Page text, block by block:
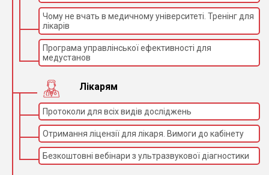
Безперервне
теплове
розсіювання анода
750 Вт (60 kHU/хв)
Макс. розсіювання
тепла
1300 Вт (104 kHU/хв)
навантаження на
анод з малим
фокусом / великим
фокусом (SF/LF)
Тип рецептора Аморфний кремній
Сцинтилятор
Інтегрований детектор-
Чому не вчать в медичному університеті. Тренінг для
лікарів
Програма управлінської ефективності для
медустанов
Лікарям
Протоколи для всіх видів досліджень
Отримання ліцензії для лікаря. Вимоги до кабінету
Безкоштовні вебінари з ультразвукової діагностики